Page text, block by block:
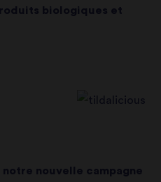
biologiques et
notre nouvelle campagne